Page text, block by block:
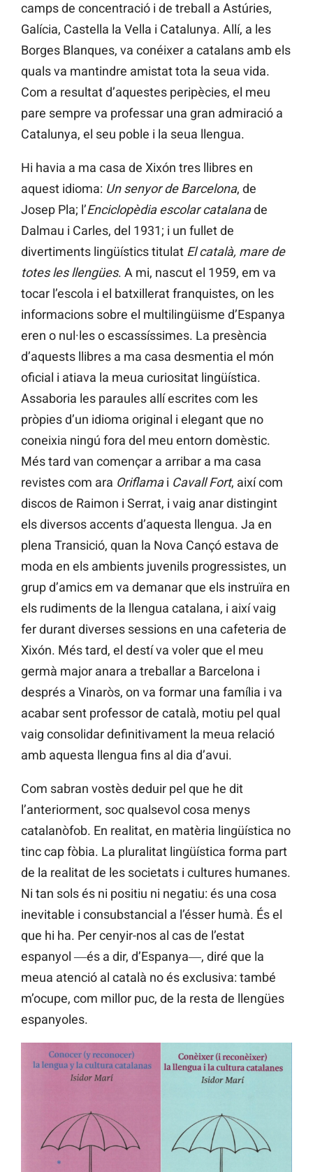
camps de concentració i de treball a Astúries,
Galícia, Castella la Vella i Catalunya. Allí, a les
Borges Blanques, va conéixer a catalans amb els
quals va mantindre amistat tota la seua vida.
Com a resultat d’aquestes peripècies, el meu
pare sempre va professar una gran admiració a
Catalunya, el seu poble i la seua llengua.
Hi havia a ma casa de Xixón tres llibres en
aquest idioma: Un senyor de Barcelona, de
Josep Pla; l’Enciclopèdia escolar catalanade
Dalmau i Carles, del 1931; i un fullet de
divertiments lingüístics titulat El català, mare de
totes les llengües. A mi, nascut el 1959, em va
tocar l’escola i el batxillerat franquistes, on les
informacions sobre el multilingüisme d’Espanya
eren o nul·les o escassíssimes. La presència
d’aquests llibres a ma casa desmentia el món
oficial i atiava la meua curiositat lingüística.
Assaboria les paraules allí escrites com les
pròpies d’un idioma original i elegant que no
coneixia ningú fora del meu entorn domèstic.
Més tard van començar a arribar a ma casa
revistes com ara Oriflamai Cavall Fort, així com
discos de Raimon i Serrat, i vaig anar distingint
els diversos accents d’aquesta llengua. Ja en
plena Transició, quan la Nova Cançó estava de
moda en els ambients juvenils progressistes, un
grup d’amics em va demanar que els instruïra en
els rudiments de la llengua catalana, i així vaig
fer durant diverses sessions en una cafeteria de
Xixón. Més tard, el destí va voler que el meu
germà major anara a treballar a Barcelona i
després a Vinaròs, on va formar una família i va
acabar sent professor de català, motiu pel qual
vaig consolidar definitivament la meua relació
amb aquesta llengua fins al dia d’avui.
Com sabran vostès deduir pel que he dit
l’anteriorment, soc qualsevol cosa menys
catalanòfob. En realitat, en matèria lingüística no
tinc cap fòbia. La pluralitat lingüística forma part
de la realitat de les societats i cultures humanes.
Ni tan sols és ni positiu ni negatiu: és una cosa
inevitable i consubstancial a l’ésser humà. És el
que hi ha. Per cenyir-nos al cas de l’estat
espanyol ―és a dir, d’Espanya―, diré que la
meua atenció al català no és exclusiva: també
m’ocupe, com millor puc, de la resta de llengües
espanyoles.